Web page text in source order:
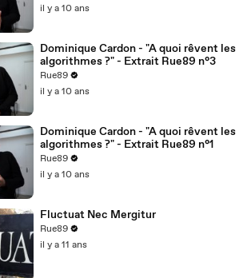
il y a 10 ans
Dominique Cardon - "A quoi rêvent les
algorithmes ?" - Extrait Rue89 n°3
Rue89
il y a 10 ans
Dominique Cardon - "A quoi rêvent les
algorithmes ?" - Extrait Rue89 n°1
Rue89
il y a 10 ans
Fluctuat Nec Mergitur
Rue89
il y a 11 ans